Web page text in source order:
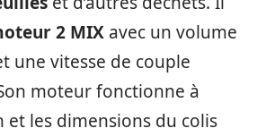
2 MIX avec un volume
une vitesse de couple
moteur fonctionne à
et les dimensions du colis